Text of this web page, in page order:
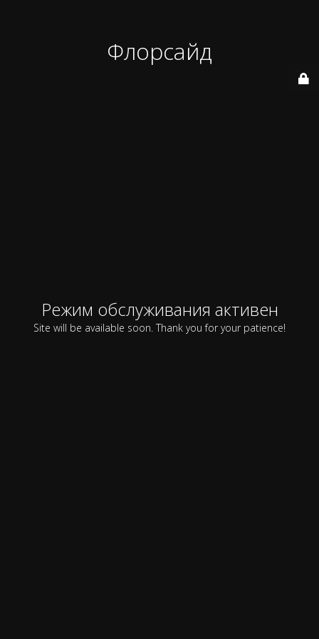
Флорсайд
Режим обслуживания активен
Site will be available soon. Thank you for your patience!